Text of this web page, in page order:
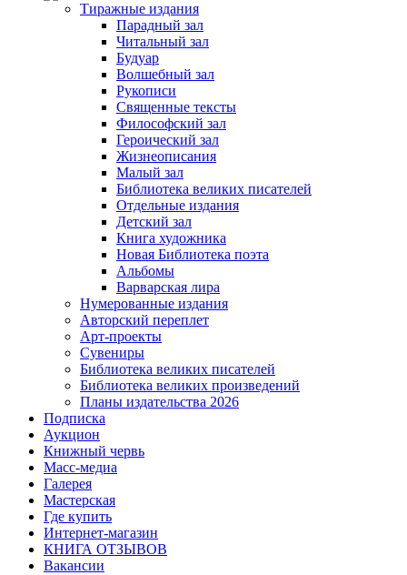
Тиражные издания
Парадный зал
Читальный зал
Будуар
Волшебный зал
Рукописи
Священные тексты
Философский зал
Героический зал
Жизнеописания
Малый зал
Библиотека великих писателей
Отдельные издания
Детский зал
Книга художника
Новая Библиотека поэта
Альбомы
Варварская лира
Нумерованные издания
Авторский переплет
Арт-проекты
Сувениры
Библиотека великих писателей
Библиотека великих произведений
Планы издательства 2026
Подписка
Аукцион
Книжный червь
Масс-медиа
Галерея
Мастерская
Где купить
Интернет-магазин
КНИГА ОТЗЫВОВ
Вакансии